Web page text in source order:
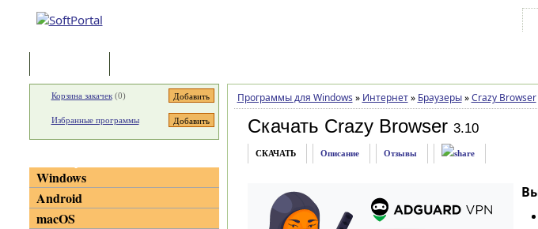
Программы для Windows » Интернет » Браузеры » Crazy Browser
Скачать Crazy Browser 3.10
СКАЧАТЬ Описание Отзывы
Корзина закачек(0)
Избранные программы
Windows
Android
macOS